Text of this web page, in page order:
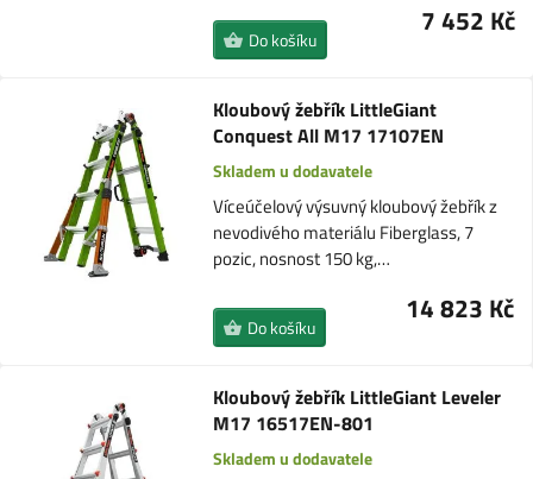
7 452 Kč
Do košíku
Kloubový žebřík LittleGiant
Conquest All M17 17107EN
Skladem u dodavatele
Víceúčelový výsuvný kloubový žebřík z
nevodivého materiálu Fiberglass, 7
pozic, nosnost 150 kg,…
14 823 Kč
Do košíku
Kloubový žebřík LittleGiant Leveler
M17 16517EN-801
Skladem u dodavatele